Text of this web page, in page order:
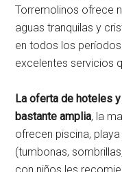
Torremolinos ofrece
aguas tranquilas y
en todos los
excelentes servicios
La oferta de hoteles
bastante amplia, la
ofrecen piscina,
(tumbonas,
con niños les